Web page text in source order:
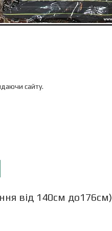
сайту.
від 140см до176см)